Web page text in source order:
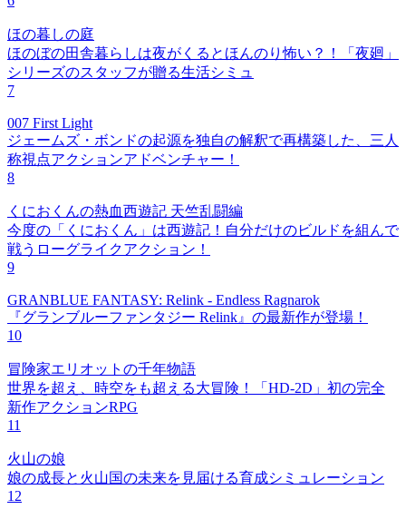
ほの暮しの庭
ほのぼの田舎暮らしは夜がくるとほんのり怖い？！「夜廻」
シリーズのスタッフが贈る生活シミュ
7
007 First Light
ジェームズ・ボンドの起源を独自の解釈で再構築した、三人
称視点アクションアドベンチャー！
8
くにおくんの熱血西遊記 天竺乱闘編
今度の「くにおくん」は西遊記！自分だけのビルドを組んで
戦うローグライクアクション！
9
GRANBLUE FANTASY: Relink - Endless Ragnarok
『グランブルーファンタジー Relink』の最新作が登場！
10
冒険家エリオットの千年物語
世界を超え、時空をも超える大冒険！「HD-2D」初の完全
新作アクションRPG
11
火山の娘
娘の成長と火山国の未来を見届ける育成シミュレーション
12